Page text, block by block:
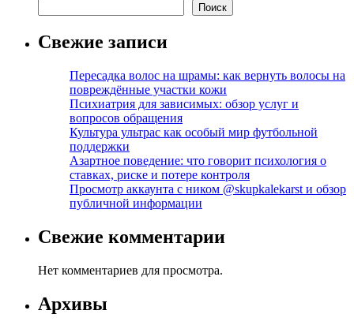
Поиск
Свежие записи
Пересадка волос на шрамы: как вернуть волосы на
повреждённые участки кожи
Психиатрия для зависимых: обзор услуг и
вопросов обращения
Культура ультрас как особый мир футбольной
поддержки
Азартное поведение: что говорит психология о
ставках, риске и потере контроля
Просмотр аккаунта с ником @skupkalekarst и обзор
публичной информации
Свежие комментарии
Нет комментариев для просмотра.
Архивы